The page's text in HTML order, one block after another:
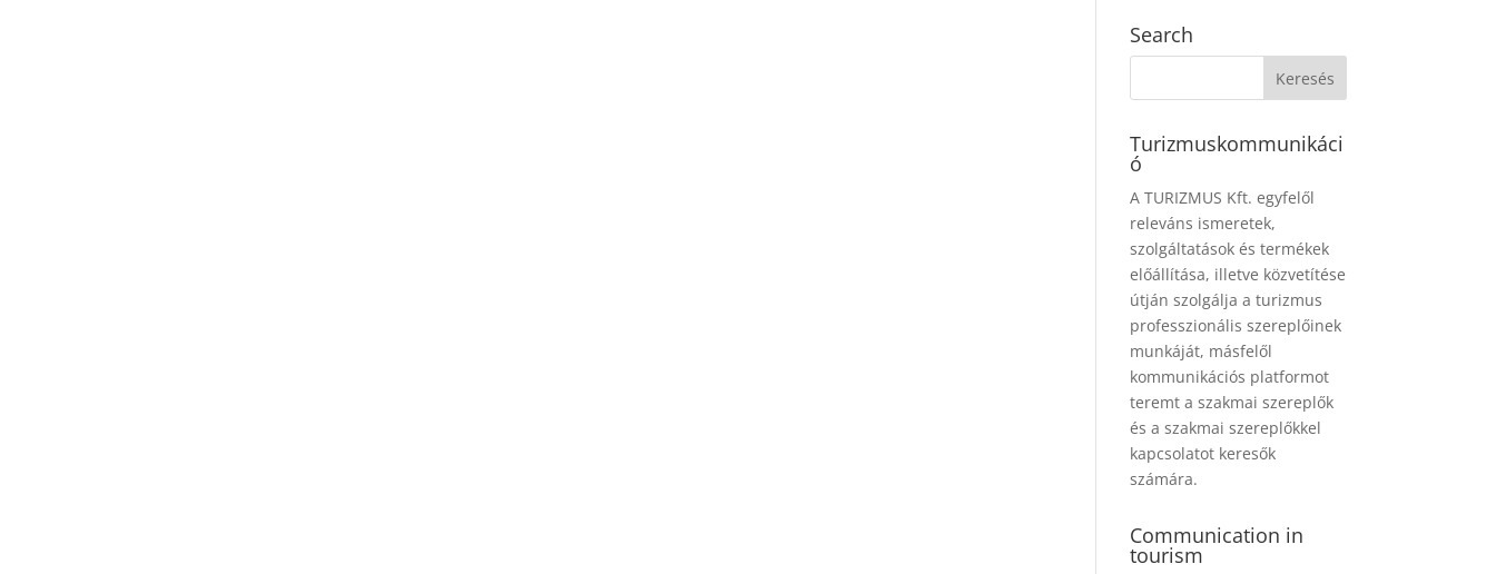
Search
Turizmuskommunikáci
ó
A TURIZMUS Kft. egyfelől
releváns ismeretek,
szolgáltatások és termékek
előállítása, illetve közvetítése
útján szolgálja a turizmus
professzionális szereplőinek
munkáját, másfelől
kommunikációs platformot
teremt a szakmai szereplők
és a szakmai szereplőkkel
kapcsolatot keresők
számára.
Communication in
tourism